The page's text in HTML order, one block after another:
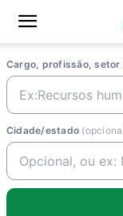
Cargo, profissão, setor
Cidade/estado